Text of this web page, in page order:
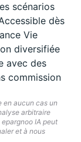
scénarios
dès
Vie
diversifiée
avec des
commission
en aucun cas un
arbitraire
IA peut
et à nous